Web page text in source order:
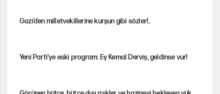
Gazi’den milletvekillerine kurşun gibi sözler!..
Yeni Parti'ye eski program: Ey Kemal Derviş, geldinse vur!